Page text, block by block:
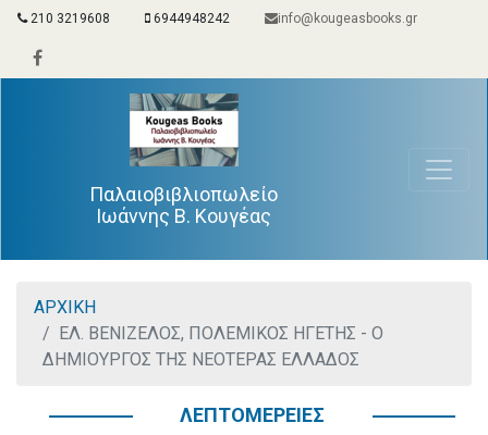
210 3219608 6944948242 info@kougeasbooks.gr
Παλαιοβιβλιοπωλείο
Ιωάννης Β. Κουγέας
ΑΡΧΙΚΗ
ΕΛ. ΒΕΝΙΖΕΛΟΣ, ΠΟΛΕΜΙΚΟΣ ΗΓΕΤΗΣ - Ο
ΔΗΜΙΟΥΡΓΟΣ ΤΗΣ ΝΕΟΤΕΡΑΣ ΕΛΛΑΔΟΣ
ΛΕΠΤΟΜΕΡΕΙΕΣ